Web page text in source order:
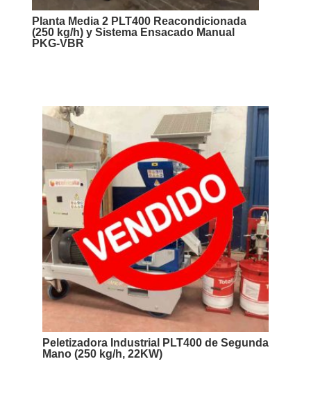
Planta Media 2 PLT400 Reacondicionada
(250 kg/h) y Sistema Ensacado Manual
PKG-VBR
Peletizadora Industrial PLT400 de Segunda
Mano (250 kg/h, 22KW)